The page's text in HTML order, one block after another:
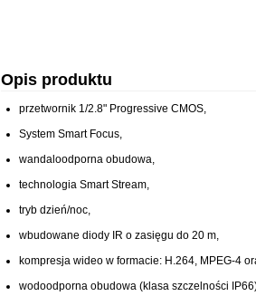
Opis produktu
przetwornik 1/2.8" Progressive CMOS,
System Smart Focus,
wandaloodporna obudowa,
technologia Smart Stream,
tryb dzień/noc,
wbudowane diody IR o zasięgu do 20 m,
kompresja wideo w formacie: H.264, MPEG-4
wodoodporna obudowa (klasa szczelności